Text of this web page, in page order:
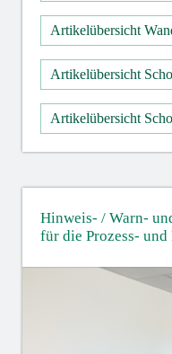
Artikelübersicht
Artikelübersicht
Artikelübersicht
Hinweis- / Warn-
für die Prozess-